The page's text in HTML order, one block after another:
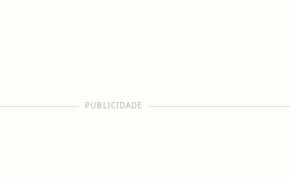
PUBLICIDADE